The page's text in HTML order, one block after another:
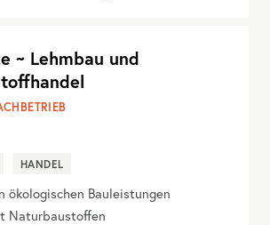
~ Lehmbau und
HANDEL
ökologischen Bauleistungen
Naturbaustoffen